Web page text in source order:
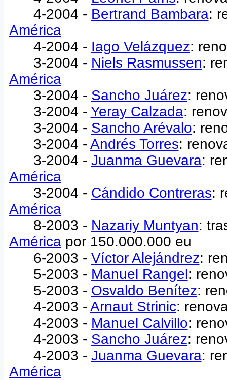
4-2004 - Bertrand Bambara:
América
4-2004 - Iago Velázquez:
3-2004 - Niels Rasmussen:
América
3-2004 - Sancho Juárez:
3-2004 - Yeray Calzada:
3-2004 - Sancho Arévalo:
3-2004 - Andrés Torres:
3-2004 - Juanma Guevara:
América
3-2004 - Cándido Contreras:
América
8-2003 - Nazariy Muntyan:
Américapor 150.000.000 eu
6-2003 - Víctor Alejándrez:
5-2003 - Manuel Rangel:
5-2003 - Osvaldo Benítez:
4-2003 - Arnaut Strinic:
4-2003 - Manuel Calvillo:
4-2003 - Sancho Juárez:
4-2003 - Juanma Guevara:
América